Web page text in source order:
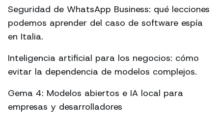
Seguridad de WhatsApp Business: qué lecciones
podemos aprender del caso de software espía
en Italia.
Inteligencia artificial para los negocios: cómo
evitar la dependencia de modelos complejos.
Gema 4: Modelos abiertos e IA local para
empresas y desarrolladores